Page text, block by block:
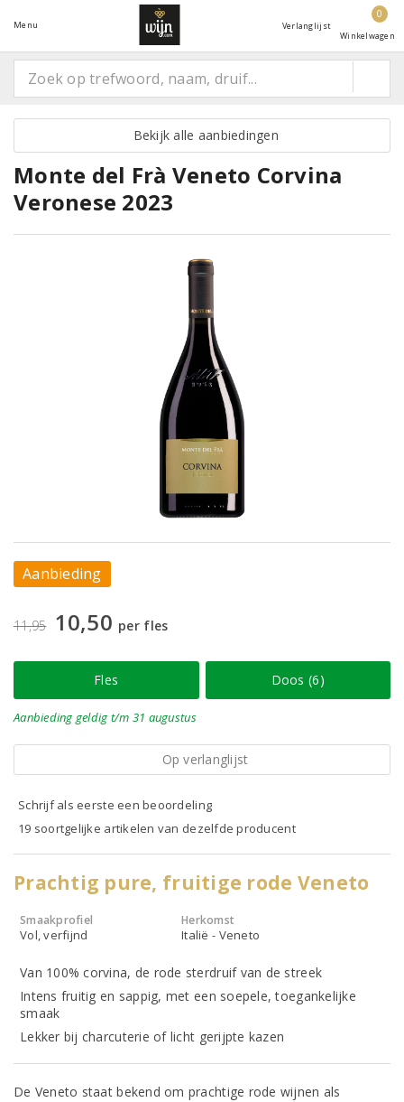
Menu Verlanglijst
0
Winkelwagen
Bekijk alle aanbiedingen
Monte del Frà Veneto Corvina
Veronese 2023
Aanbieding
11,95 10,50 per fles
Fles Doos (6)
Aanbieding geldig t/m 31 augustus
Op verlanglijst
Schrijf als eerste een beoordeling
19 soortgelijke artikelen van dezelfde producent
Prachtig pure, fruitige rode Veneto
Smaakprofiel
Vol, verfijnd
Herkomst
Italië - Veneto
Van 100% corvina, de rode sterdruif van de streek
Intens fruitig en sappig, met een soepele, toegankelijke
smaak
Lekker bij charcuterie of licht gerijpte kazen
De Veneto staat bekend om prachtige rode wijnen als